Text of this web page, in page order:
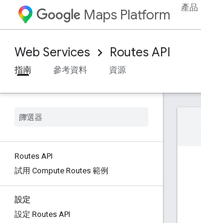
Maps Platform 產品
Web Services Routes API
指南
參考資料 資源
Routes API
試用 Compute Routes 範例
設定
設定 Routes API